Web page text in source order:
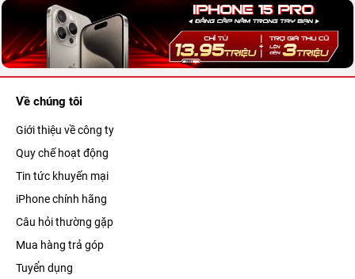
Về chúng tôi
Giới thiệu về công ty
Quy chế hoạt động
Tin tức khuyến mại
iPhone chính hãng
Câu hỏi thường gặp
Mua hàng trả góp
Tuyển dụng